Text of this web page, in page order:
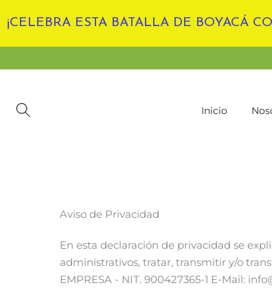
Ir
contenido
¡CELEBRA ESTA BATALLA DE BOYACÁ
Inicio
Aviso de Privacidad
En esta declaración de privacidad se
administrativos, tratar, transmitir y/o
EMPRESA - NIT. 900427365-1 E-Mail: